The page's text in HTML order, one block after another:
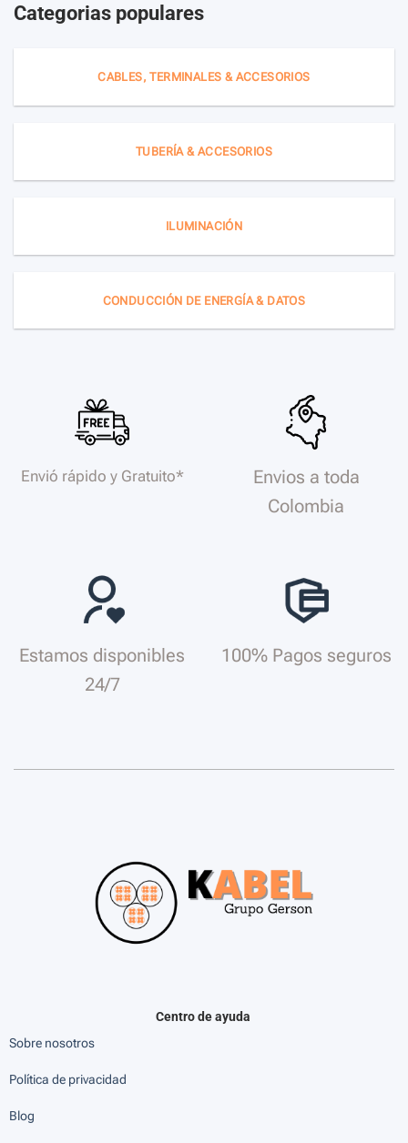
Categorias populares
CABLES, TERMINALES & ACCESORIOS
TUBERÍA & ACCESORIOS
ILUMINACIÓN
CONDUCCIÓN DE ENERGÍA & DATOS
Envió rápido y Gratuito*
Envios a toda
Colombia
Estamos disponibles
24/7
100% Pagos seguros
Centro de ayuda
Sobre nosotros
Política de privacidad
Blog